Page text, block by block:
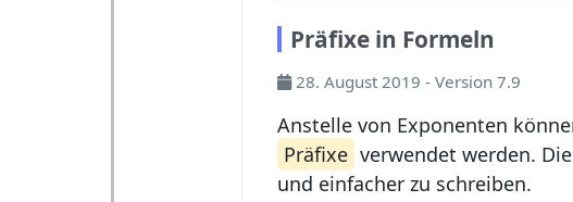
Präfixe in Formeln
28. August 2019 - Version 7.9
Anstelle von Exponenten
Präfixe verwendet werden.
und einfacher zu schreiben.